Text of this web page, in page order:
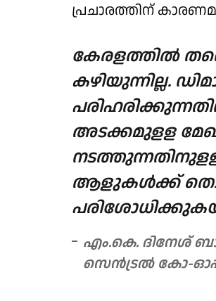
പ്രചാരത്തിന്
കേരളത്തില്‍
കഴിയുന്നില്ല.
അടക്കമുളള
ആളുകള്‍ക്ക്
എം.കെ. ദിനേശ്
സെൻട്രൽ കോ-